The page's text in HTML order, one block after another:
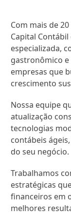
Com mais de
Capital
especializada,
gastronômico
empresas que
crescimento
Nossa equipe
atualização
tecnologias
contábeis
do seu negócio.
Trabalhamos
estratégicas
financeiros em
melhores